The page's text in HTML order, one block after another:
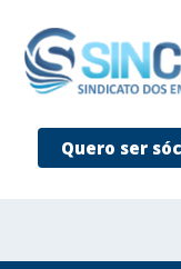
Quero ser